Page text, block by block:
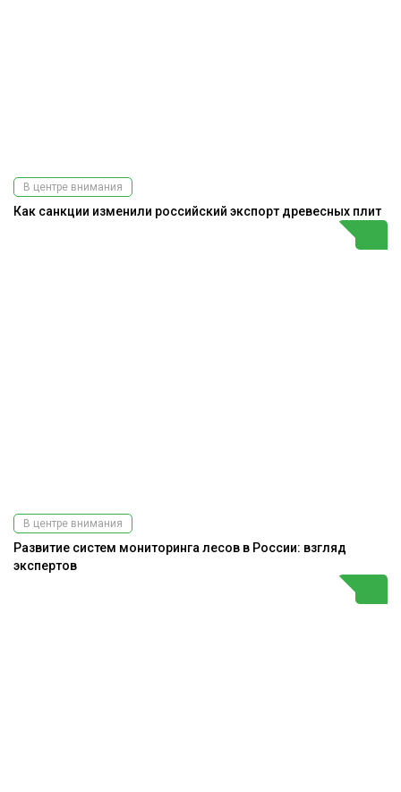
В центре внимания
Как санкции изменили российский экспорт древесных плит
В центре внимания
Развитие систем мониторинга лесов в России: взгляд
экспертов